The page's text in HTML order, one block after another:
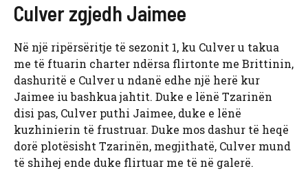
Culver zgjedh Jaimee
Në një ripërsëritje të sezonit 1, ku Culver u takua
me të ftuarin charter ndërsa flirtonte me Brittinin,
dashuritë e Culver u ndanë edhe një herë kur
Jaimee iu bashkua jahtit. Duke e lënë Tzarinën
disi pas, Culver puthi Jaimee, duke e lënë
kuzhinierin të frustruar. Duke mos dashur të heqë
dorë plotësisht Tzarinën, megjithatë, Culver mund
të shihej ende duke flirtuar me të në galerë.